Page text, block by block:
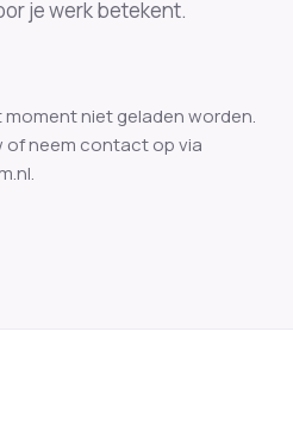
je werk betekent.
moment niet geladen worden.
of neem contact op via
.